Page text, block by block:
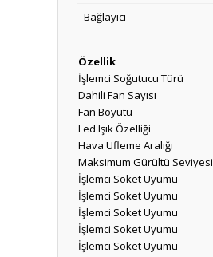
Bağlayıcı
Özellik
İşlemci Soğutucu Türü
Dahili Fan Sayısı
Fan Boyutu
Led Işık Özelliği
Hava Üfleme Aralığı
Maksimum Gürültü Seviyesi
İşlemci Soket Uyumu
İşlemci Soket Uyumu
İşlemci Soket Uyumu
İşlemci Soket Uyumu
İşlemci Soket Uyumu